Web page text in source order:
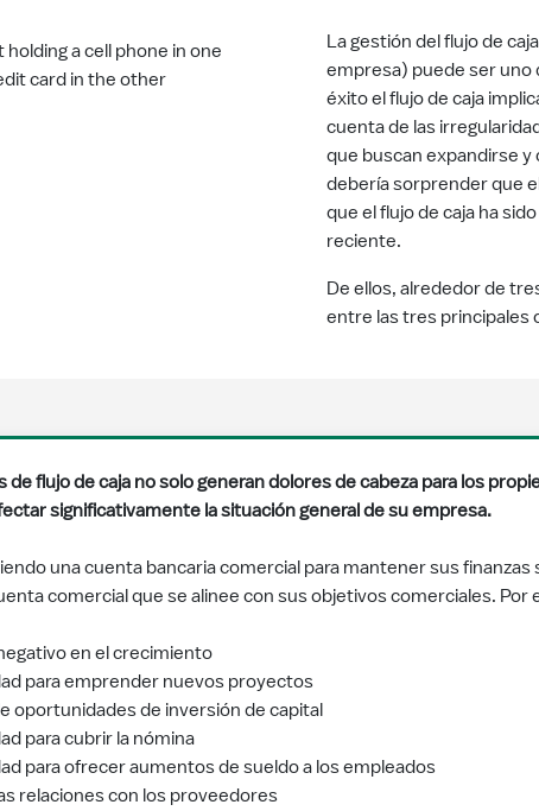
La gestión del flujo de
empresa) puede ser uno
éxito el flujo de caja
cuenta de las
que buscan expandirse y
debería sorprender que
que el flujo de caja ha
reciente.
De ellos, alrededor de
entre las tres principales
de flujo de caja no solo generan dolores de cabeza para los
significativamente la situación general de su empresa.
una cuenta bancaria comercial para mantener sus
comercial que se alinee con sus objetivos comerciales. Por
en el crecimiento
para emprender nuevos proyectos
oportunidades de inversión de capital
para cubrir la nómina
para ofrecer aumentos de sueldo a los empleados
relaciones con los proveedores